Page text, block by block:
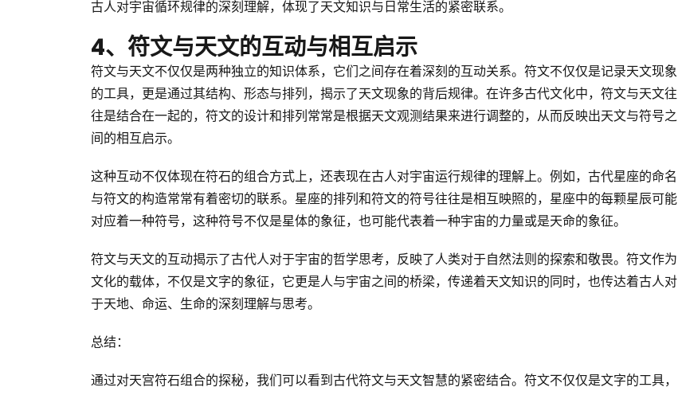
古人对宇宙循环规律的深刻理解，体现了天文知识与日常生活的紧密联系。
4、符文与天文的互动与相互启示
符文与天文不仅仅是两种独立的知识体系，它们之间存在着深刻的互动关系。符文不仅仅是记录天文现象
的工具，更是通过其结构、形态与排列，揭示了天文现象的背后规律。在许多古代文化中，符文与天文往
往是结合在一起的，符文的设计和排列常常是根据天文观测结果来进行调整的，从而反映出天文与符号之
间的相互启示。
这种互动不仅体现在符石的组合方式上，还表现在古人对宇宙运行规律的理解上。例如，古代星座的命名
与符文的构造常常有着密切的联系。星座的排列和符文的符号往往是相互映照的，星座中的每颗星辰可能
对应着一种符号，这种符号不仅是星体的象征，也可能代表着一种宇宙的力量或是天命的象征。
符文与天文的互动揭示了古代人对于宇宙的哲学思考，反映了人类对于自然法则的探索和敬畏。符文作为
文化的载体，不仅是文字的象征，它更是人与宇宙之间的桥梁，传递着天文知识的同时，也传达着古人对
于天地、命运、生命的深刻理解与思考。
总结：
通过对天宫符石组合的探秘，我们可以看到古代符文与天文智慧的紧密结合。符文不仅仅是文字的工具，